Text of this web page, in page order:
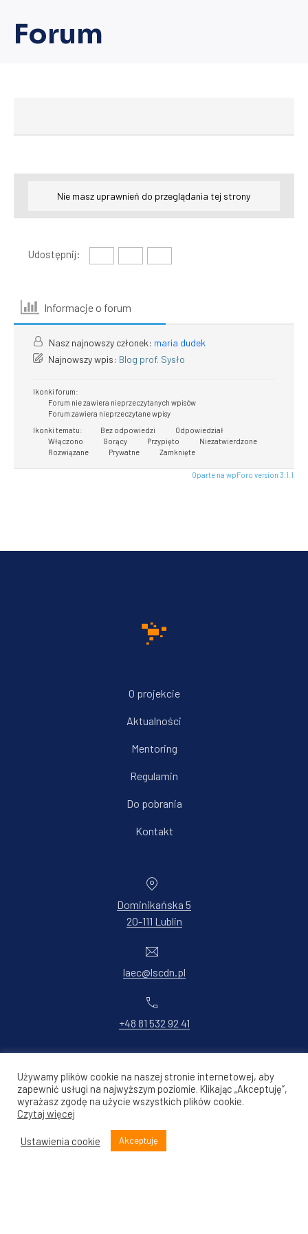
Forum
Nie masz uprawnień do przeglądania tej strony
Udostępnij:
Informacje o forum
Nasz najnowszy członek: maria dudek
Najnowszy wpis: Blog prof. Sysło
Ikonki forum:
Forum nie zawiera nieprzeczytanych wpisów
Forum zawiera nieprzeczytane wpisy
Ikonki tematu:
Bez odpowiedzi
Odpowiedział
Włączono
Gorący Przypięto
Niezatwierdzone
Rozwiązane
Prywatne Zamknięte
Oparte na wpForo version 3.1.1
O projekcie
Aktualności
Mentoring
Regulamin
Do pobrania
Kontakt
Dominikańska 5
20-111 Lublin
laec@lscdn.pl
+48 81 532 92 41
Cyfrowej LSCDN
WordPress Theme byFORQYNew Window
Back to Top
PREVIOUS
Używamy plików cookie na naszej stronie internetowej, aby
zapewnić usługi na najwyższym poziomie. Klikając „Akceptuję”,
wyrażasz zgodę na użycie wszystkich plików cookie.
Czytaj więcej
Ustawienia cookie Akceptuję